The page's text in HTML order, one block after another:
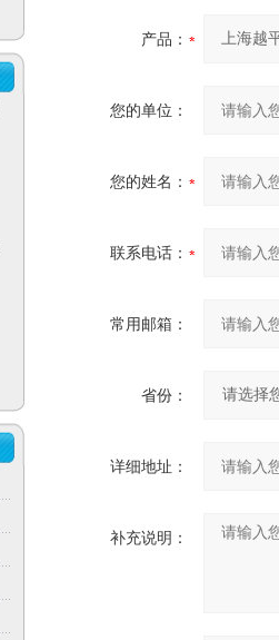
产品：
您的单位：
您的姓名：
联系电话：
常用邮箱：
省份：
详细地址：
补充说明：